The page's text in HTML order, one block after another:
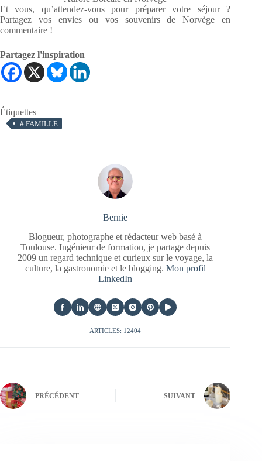
Et vous, qu’attendez-vous pour préparer votre séjour ?
Partagez vos envies ou vos souvenirs de Norvège en
commentaire !
Partagez l'inspiration
Étiquettes
# FAMILLE
Bernie
Blogueur, photographe et rédacteur web basé à
Toulouse. Ingénieur de formation, je partage depuis
2009 un regard technique et curieux sur le voyage, la
culture, la gastronomie et le blogging. Mon profil
LinkedIn
ARTICLES: 12404
PRÉCÉDENT SUIVANT